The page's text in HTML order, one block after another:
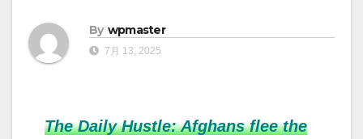
By wpmaster
7月 13, 2025
The Daily Hustle: Afghans flee the